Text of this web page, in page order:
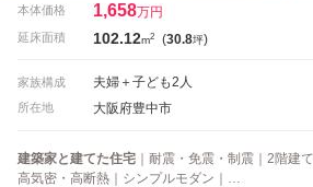
本体価格 1,658万円
延床面積 102.12m2 (30.8坪)
家族構成 夫婦＋子ども2人
所在地 大阪府豊中市
建築家と建てた住宅 ｜耐震・免震・制震｜2階建
高気密・高断熱｜シンプルモダン｜…